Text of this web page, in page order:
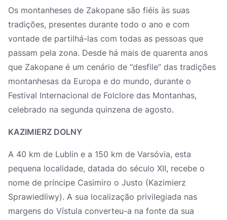
Os montanheses de Zakopane são fiéis às suas
tradições, presentes durante todo o ano e com
vontade de partilhá-las com todas as pessoas que
passam pela zona. Desde há mais de quarenta anos
que Zakopane é um cenário de “desfile” das tradições
montanhesas da Europa e do mundo, durante o
Festival Internacional de Folclore das Montanhas,
celebrado na segunda quinzena de agosto.
KAZIMIERZ DOLNY
A 40 km de Lublin e a 150 km de Varsóvia, esta
pequena localidade, datada do século XII, recebe o
nome de príncipe Casimiro o Justo (Kazimierz
Sprawiedliwy). A sua localização privilegiada nas
margens do Vístula converteu-a na fonte da sua